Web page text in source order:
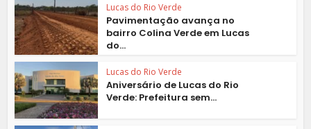
Lucas do Rio Verde
Pavimentação avança no
bairro Colina Verde em Lucas
do...
Lucas do Rio Verde
Aniversário de Lucas do Rio
Verde: Prefeitura sem...